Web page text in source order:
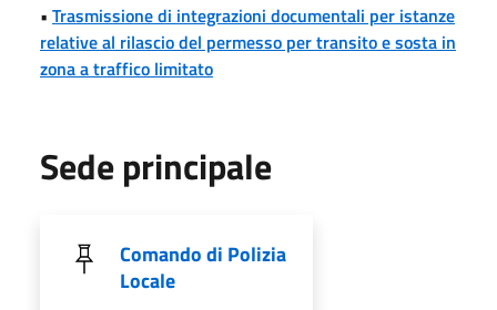
• Trasmissione di integrazioni documentali per istanze
relative al rilascio del permesso per transito e sosta in
zona a traffico limitato
Sede principale
Comando di Polizia
Locale